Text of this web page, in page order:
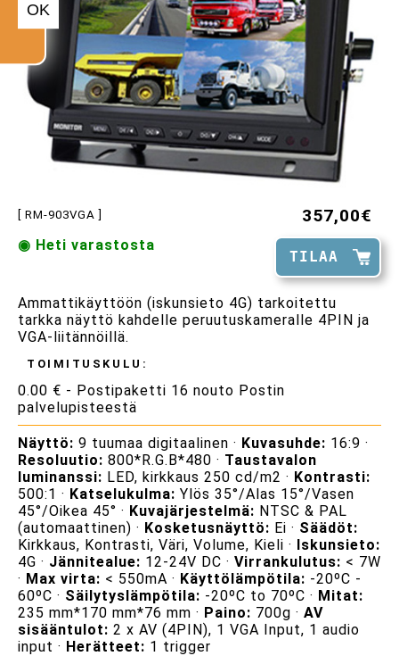
OK
[ RM-903VGA ] 357,00€
TILAA
◉ Heti varastosta
Ammattikäyttöön (iskunsieto 4G) tarkoitettu
tarkka näyttö kahdelle peruutuskameralle 4PIN ja
VGA-liitännöillä.
TOIMITUSKULU:
0.00 € - Postipaketti 16 nouto Postin
palvelupisteestä
Näyttö: 9 tuumaa digitaalinen · Kuvasuhde: 16:9 ·
Resoluutio: 800*R.G.B*480 · Taustavalon
luminanssi: LED, kirkkaus 250 cd/m2 · Kontrasti:
500:1 · Katselukulma: Ylös 35°/Alas 15°/Vasen
45°/Oikea 45° · Kuvajärjestelmä: NTSC & PAL
(automaattinen) · Kosketusnäyttö: Ei · Säädöt:
Kirkkaus, Kontrasti, Väri, Volume, Kieli · Iskunsieto:
4G · Jännitealue: 12-24V DC · Virrankulutus: < 7W
· Max virta: < 550mA · Käyttölämpötila: -20ºC -
60ºC · Säilytyslämpötila: -20ºC to 70ºC · Mitat:
235 mm*170 mm*76 mm · Paino: 700g · AV
sisääntulot: 2 x AV (4PIN), 1 VGA Input, 1 audio
input · Herätteet: 1 trigger